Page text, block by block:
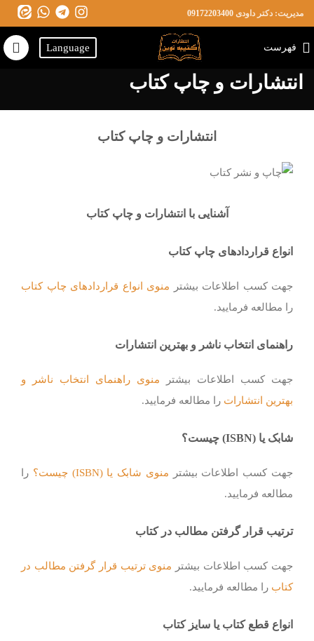
مدیریت: دکتر داودی 09172203400
فهرست Language
انتشارات و چاپ کتاب
انتشارات و چاپ کتاب
آشنایی با انتشارات و چاپ کتاب
انواع قراردادهای چاپ کتاب
جهت کسب اطلاعات بیشتر منوی انواع قراردادهای چاپ کتاب
را مطالعه فرمایید.
راهنمای انتخاب ناشر و بهترین انتشارات
جهت کسب اطلاعات بیشتر منوی راهنمای انتخاب ناشر و
بهترین انتشارات را مطالعه فرمایید.
شابک یا (ISBN) چیست؟
جهت کسب اطلاعات بیشتر منوی شابک یا (ISBN) چیست؟
را
مطالعه فرمایید.
ترتیب قرار گرفتن مطالب در کتاب
جهت کسب اطلاعات بیشتر منوی ترتیب قرار گرفتن مطالب در
کتاب را مطالعه فرمایید.
انواع قطع کتاب یا سایز کتاب